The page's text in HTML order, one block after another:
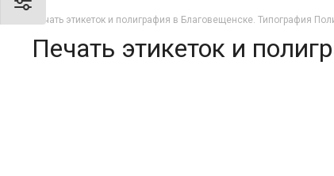
Печать этикеток и полиграфия в Благовещенске. Типография
Печать этикеток и